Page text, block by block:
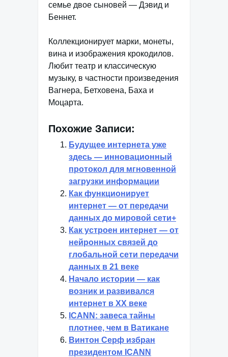
семье двое сыновей — Дэвид и
Беннет.
Коллекционирует марки, монеты,
вина и изображения крокодилов.
Любит театр и классическую
музыку, в частности произведения
Вагнера, Бетховена, Баха и
Моцарта.
Похожие Записи:
Будущее интернета уже
здесь — инновационный
протокол для мгновенной
загрузки информации
Как функционирует
интернет — от передачи
данных до мировой сети+
Как устроен интернет — от
нейронных связей до
глобальной сети передачи
данных в 21 веке
Начало истории — как
возник и развивался
интернет в XX веке
ICANN: завеса тайны
плотнее, чем в Ватикане
Винтон Серф избран
президентом ICANN